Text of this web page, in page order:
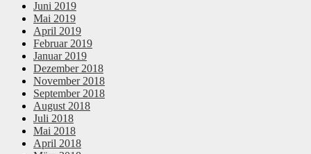
Juni 2019
Mai 2019
April 2019
Februar 2019
Januar 2019
Dezember 2018
November 2018
September 2018
August 2018
Juli 2018
Mai 2018
April 2018